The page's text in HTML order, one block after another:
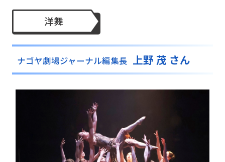
洋舞
ナゴヤ劇場ジャーナル編集長 上野 茂 さん